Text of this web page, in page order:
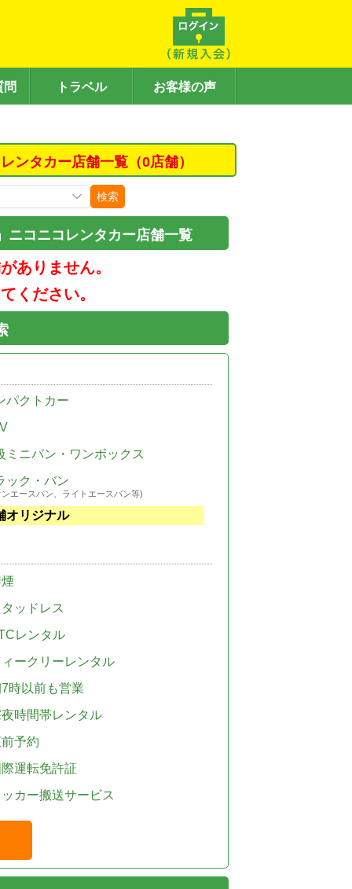
問 トラベル お客様の声
ンタカー店舗一覧（0店舗）
検索
ニコニコレンタカー店舗一覧
ありません。
ください。
パクトカー
ミニバン・ワンボックス
ック・バン
エースバン、ライトエースバン等)
オリジナル
ッドレス
レンタル
ークリーレンタル
時以前も営業
時間帯レンタル
予約
運転免許証
カー搬送サービス